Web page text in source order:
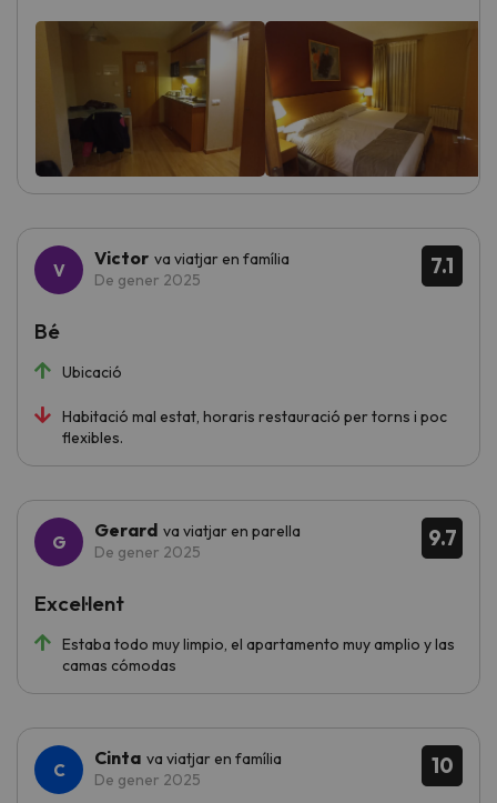
7.1
Victor va viatjar en família
De gener 2025
Ubicació
Habitació mal estat, horaris restauració per torns i poc
flexibles.
Bé
9.7
Gerard va viatjar en parella
De gener 2025
Estaba todo muy limpio, el apartamento muy amplio y las
camas cómodas
Excel·lent
10
Cinta va viatjar en família
De gener 2025